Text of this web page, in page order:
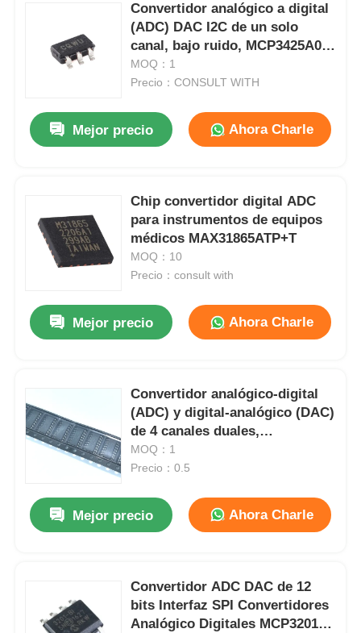
Convertidor analógico a digital
(ADC) DAC I2C de un solo
canal, bajo ruido, MCP3425A0T-
E CH
MOQ：1
Precio：CONSULT WITH
Mejor precio Ahora Charle
Chip convertidor digital ADC
para instrumentos de equipos
médicos MAX31865ATP+T
MOQ：10
Precio：consult with
Mejor precio Ahora Charle
Convertidor analógico-digital
(ADC) y digital-analógico (DAC)
de 4 canales duales,
multiplexor y demultiplexor
analógico 74HC4052D
MOQ：1
Precio：0.5
Mejor precio Ahora Charle
Convertidor ADC DAC de 12
bits Interfaz SPI Convertidores
Analógico Digitales MCP3201-